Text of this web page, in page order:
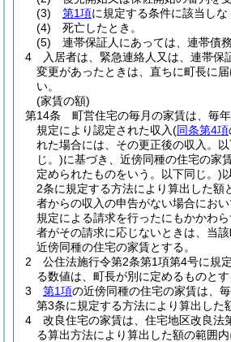
(3)
第1項に規定する条件に該当しな
(4)
死亡したとき。
(5)
連帯保証人にあっては、連帯債
4
入居者は、緊急連絡人又は、連帯保
変更があったときは、直ちに町長に
い。
(家賃の額)
第14条
町営住宅の毎月の家賃は、毎年
規定により認定された収入(同条第4項
れた場合には、その更正後の収入。
じ。)に基づき、近傍同種の住宅の家
定められたものをいう。以下同じ。)
2条に規定する方法により算出した額
者からの収入の申告がない場合におい
規定による請求を行ったにもかかわ
者がその請求に応じないときは、当該
近傍同種の住宅の家賃とする。
2
公住法施行令第2条第1項第4号に規
る数値は、町長が別に定めるものとす
3
第1項の近傍同種の住宅の家賃は、
第3条に規定する方法により算出した
4
改良住宅の家賃は、住宅地区改良法
る算出方法により算出した額の範囲